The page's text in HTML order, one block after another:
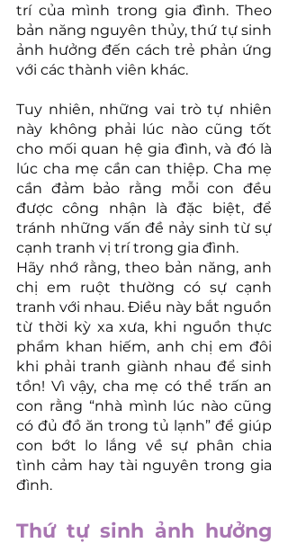
trí của mình trong gia đình. Theo
bản năng nguyên thủy, thứ tự sinh
ảnh hưởng đến cách trẻ phản ứng
với các thành viên khác.
Tuy nhiên, những vai trò tự nhiên
này không phải lúc nào cũng tốt
cho mối quan hệ gia đình, và đó là
lúc cha mẹ cần can thiệp. Cha mẹ
cần đảm bảo rằng mỗi con đều
được công nhận là đặc biệt, để
tránh những vấn đề nảy sinh từ sự
cạnh tranh vị trí trong gia đình.
Hãy nhớ rằng, theo bản năng, anh
chị em ruột thường có sự cạnh
tranh với nhau. Điều này bắt nguồn
từ thời kỳ xa xưa, khi nguồn thực
phẩm khan hiếm, anh chị em đôi
khi phải tranh giành nhau để sinh
tồn! Vì vậy, cha mẹ có thể trấn an
con rằng “nhà mình lúc nào cũng
có đủ đồ ăn trong tủ lạnh” để giúp
con bớt lo lắng về sự phân chia
tình cảm hay tài nguyên trong gia
đình.
Thứ tự sinh ảnh hưởng